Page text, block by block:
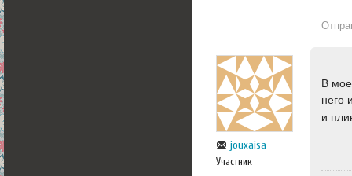
jouxaisa
Участник
В
него
и